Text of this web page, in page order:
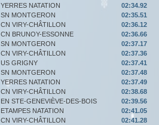
YERRES NATATION 02:34.92
SN MONTGERON 02:35.51
CN VIRY-CHÂTILLON 02:36.12
CN BRUNOY-ESSONNE 02:36.66
SN MONTGERON 02:37.17
CN VIRY-CHÂTILLON 02:37.36
US GRIGNY 02:37.41
SN MONTGERON 02:37.48
YERRES NATATION 02:37.49
CN VIRY-CHÂTILLON 02:38.68
EN STE-GENEVIÈVE-DES-BOIS 02:39.56
ETAMPES NATATION 02:41.05
CN VIRY-CHÂTILLON 02:41.28